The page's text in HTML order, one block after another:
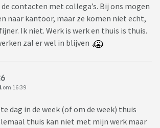
contacten met collega’s. Bij ons mogen
naar kantoor, maar ze komen niet echt,
Ik niet. Werk is werk en thuis is thuis.
zal er wel in blijven
om 16:39
dag in de week (of om de week) thuis
thuis kan niet met mijn werk maar